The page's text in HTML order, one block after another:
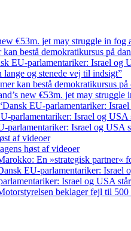
€53m. jet may struggle in fog
kan bestå demokratikursus på
EU-parlamentariker: Israel og
lange og stenede vej til indsigt”
kan bestå demokratikursus
new €53m. jet may struggle
EU-parlamentariker:
parlamentariker: Israel og USA
parlamentariker: Israel og USA
af videoer
høst af videoer
En »strategisk partner«
EU-parlamentariker: Israel
Israel og USA
beklager fejl til